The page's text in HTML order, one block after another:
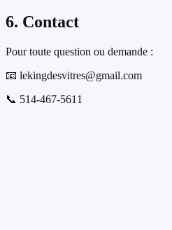
6. Contact
Pour toute question ou demande :
📧 lekingdesvitres@gmail.com
📞 514-467-5611